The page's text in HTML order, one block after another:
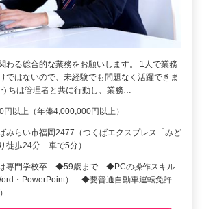
わる総合的な業務をお願いします。 1人で業務
ではないので、未経験でも問題なく活躍できま
ちは管理者と共に行動し、業務…
円以上（年俸4,000,000円以上）
みらい市福岡2477（つくばエクスプレス「みど
徒歩24分 車で5分）
専門学校卒 ◆59歳まで ◆PCの操作スキル
・PowerPoint） ◆要普通自動車運転免許